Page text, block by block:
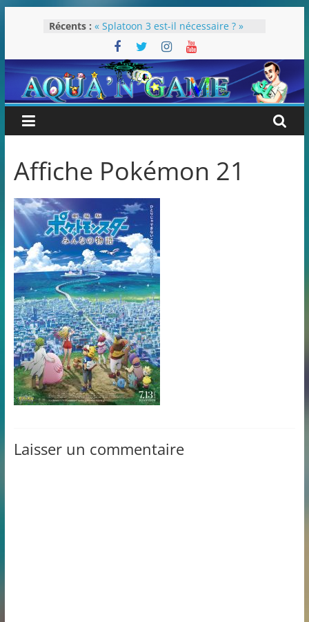
Récents : « Splatoon 3 est-il nécessaire ? »
« Dans les coulisses des JV Harry
Potter »
Pokémon Écarlate : ceci est une
révolution (ou pas) !
Attentes 2023
Rétrospective 2022
Affiche Pokémon 21
Laisser un commentaire